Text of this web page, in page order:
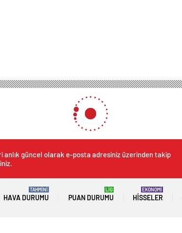
anlık güncel olarak e-posta adresiniz üzerinden takip
HAVA DURUMU
TAHMİNİ
PUAN DURUMU
LİG
HISSELER
EKONOMİ